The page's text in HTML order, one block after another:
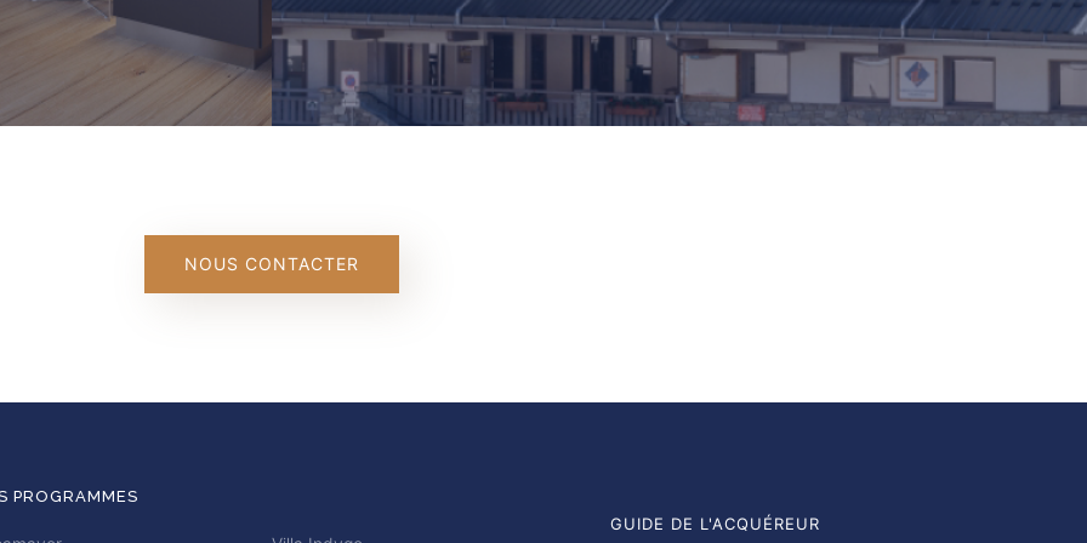
NOUS CONTACTER
PROGRAMMES
GUIDE DE L'ACQUÉREUR